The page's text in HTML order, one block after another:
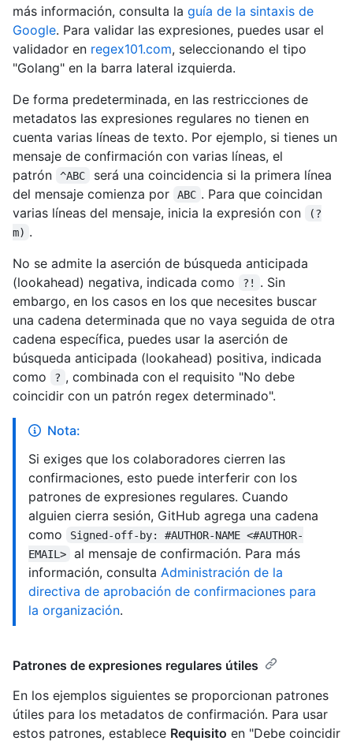
más información, consulta la guía de la sintaxis de
Google. Para validar las expresiones, puedes usar el
validador en regex101.com, seleccionando el tipo
"Golang" en la barra lateral izquierda.
De forma predeterminada, en las restricciones de
metadatos las expresiones regulares no tienen en
cuenta varias líneas de texto. Por ejemplo, si tienes un
mensaje de confirmación con varias líneas, el
patrón
^ABC
será una coincidencia si la primera línea
del mensaje comienza por
ABC . Para que coincidan
varias líneas del mensaje, inicia la expresión con
(?
m) .
No se admite la aserción de búsqueda anticipada
(lookahead) negativa, indicada como
?!
. Sin
embargo, en los casos en los que necesites buscar
una cadena determinada que no vaya seguida de otra
cadena específica, puedes usar la aserción de
búsqueda anticipada (lookahead) positiva, indicada
como
? , combinada con el requisito "No debe
coincidir con un patrón regex determinado".
Nota:
Si exiges que los colaboradores cierren las
confirmaciones, esto puede interferir con los
patrones de expresiones regulares. Cuando
alguien cierra sesión, GitHub agrega una cadena
como
Signed-off-by: #AUTHOR-NAME <#AUTHOR-
EMAIL>
al mensaje de confirmación. Para más
información, consulta Administración de la
directiva de aprobación de confirmaciones para
la organización.
Patrones de expresiones regulares útiles
En los ejemplos siguientes se proporcionan patrones
útiles para los metadatos de confirmación. Para usar
estos patrones, establece Requisito en "Debe coincidir